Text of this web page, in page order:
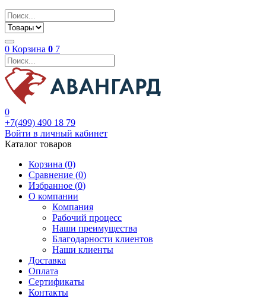
0 Корзина 0 7
0
+7(499) 490 18 79
Войти в личный кабинет
Каталог товаров
Корзина (0)
Сравнение (0)
Избранное (0)
О компании
Компания
Рабочий процесс
Наши преимущества
Благодарности клиентов
Наши клиенты
Доставка
Оплата
Сертификаты
Контакты